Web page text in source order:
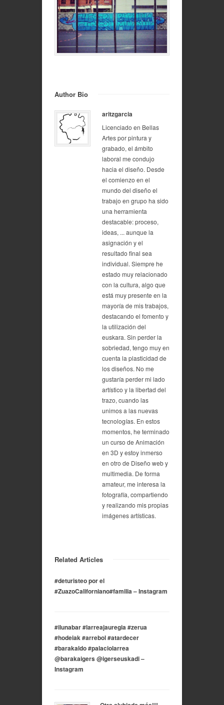
Author Bio
aritzgarcia
Licenciado en Bellas
Artes por pintura y
grabado, el ámbito
laboral me condujo
hacia el diseño. Desde
el comienzo en el
mundo del diseño el
trabajo en grupo ha sido
una herramienta
destacable: proceso,
ideas, ... aunque la
asignación y el
resultado final sea
individual. Siempre he
estado muy relacionado
con la cultura, algo que
está muy presente en la
mayoría de mis trabajos,
destacando el fomento y
la utilización del
euskara. Sin perder la
sobriedad, tengo muy en
cuenta la plasticidad de
los diseños. No me
gustaría perder mi lado
artístico y la libertad del
trazo, cuando las
unimos a las nuevas
tecnologías. En estos
momentos, he terminado
un curso de Animación
en 3D y estoy inmerso
en otro de Diseño web y
multimedia. De forma
amateur, me interesa la
fotografía, compartiendo
y realizando mis propias
imágenes artísticas.
Related Articles
#deturisteo por el
#ZuazoCaliforniano#familia – Instagram
#ilunabar #larreajauregia #zerua
#hodeiak #arrebol #atardecer
#barakaldo #palaciolarrea
@barakaigers @igerseuskadi –
Instagram